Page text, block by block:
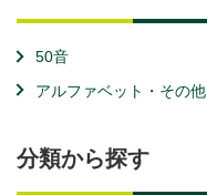
50音
アルファベット・その他
分類から探す